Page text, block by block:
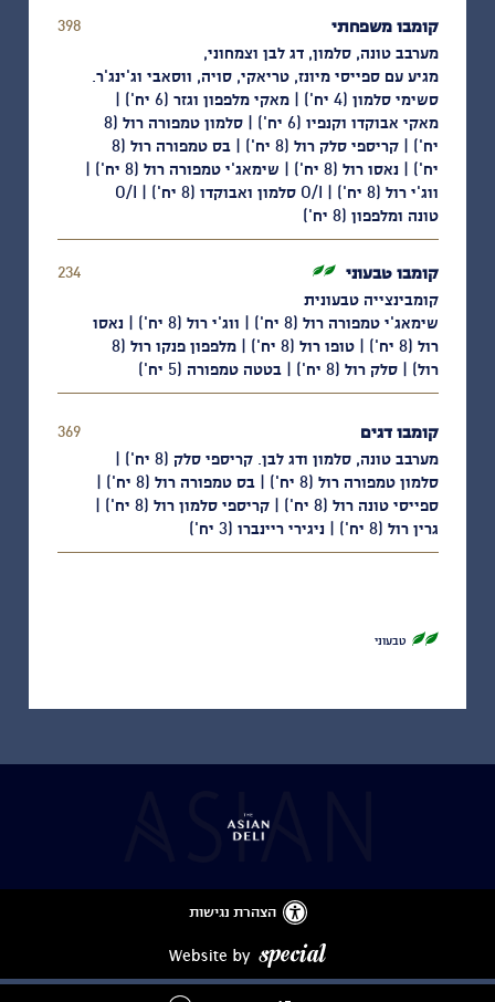
קומבו משפחתי
398
מערבב טונה, סלמון, דג לבן וצמחוני,
מגיע עם ספייסי מיונז, טריאקי, סויה, ווסאבי וג'ינג'ר.
סשימי סלמון (4 יח') | מאקי מלפפון וגזר (6 יח') |
מאקי אבוקדו וקנפיו (6 יח') | סלמון טמפורה רול (8
יח') | קריספי סלק רול (8 יח') | בס טמפורה רול (8
יח') | נאסו רול (8 יח') | שימאג'י טמפורה רול (8 יח') |
ווג'י רול (8 יח') | O/I סלמון ואבוקדו (8 יח') | O/I
טונה ומלפפון (8 יח')
קומבו טבעוני טבעוני
234
קומבינצייה טבעונית
שימאג'י טמפורה רול (8 יח') | ווג'י רול (8 יח') | נאסו
רול (8 יח') | טופו רול (8 יח') | מלפפון פנקו רול (8
רול) | סלק רול (8 יח') | בטטה טמפורה (5 יח')
קומבו דגים
369
מערבב טונה, סלמון ודג לבן. קריספי סלק (8 יח') |
סלמון טמפורה רול (8 יח') | בס טמפורה רול (8 יח') |
ספייסי טונה רול (8 יח') | קריספי סלמון רול (8 יח') |
גרין רול (8 יח') | ניגירי ריינברו (3 יח')
טבעוני
הצהרת נגישות